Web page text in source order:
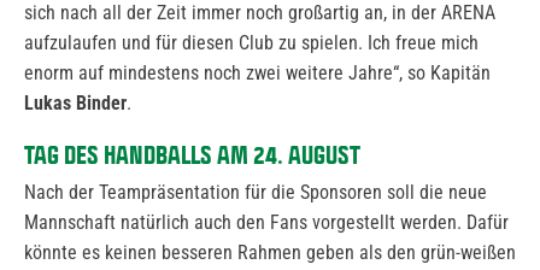
sich nach all der Zeit immer noch großartig an, in der ARENA
aufzulaufen und für diesen Club zu spielen. Ich freue mich
enorm auf mindestens noch zwei weitere Jahre“, so Kapitän
Lukas Binder.
TAG DES HANDBALLS AM 24. AUGUST
Nach der Teampräsentation für die Sponsoren soll die neue
Mannschaft natürlich auch den Fans vorgestellt werden. Dafür
könnte es keinen besseren Rahmen geben als den grün-weißen